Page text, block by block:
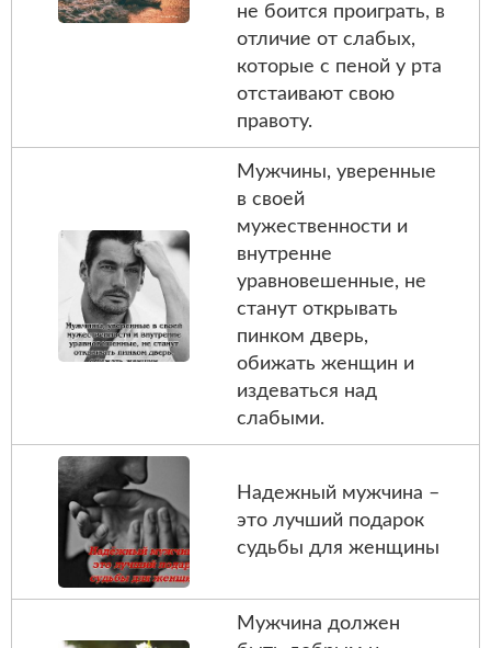
не боится проиграть, в
отличие от слабых,
которые с пеной у рта
отстаивают свою
правоту.
Мужчины, уверенные
в своей
мужественности и
внутренне
уравновешенные, не
станут открывать
пинком дверь,
обижать женщин и
издеваться над
слабыми.
Надежный мужчина –
это лучший подарок
судьбы для женщины
Мужчина должен